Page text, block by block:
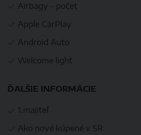
Airbagy - počet
Apple CarPlay
Android Auto
Welcome light
ĎALŠIE INFORMÁCIE
1.majiteľ
Ako nové kúpené v SR